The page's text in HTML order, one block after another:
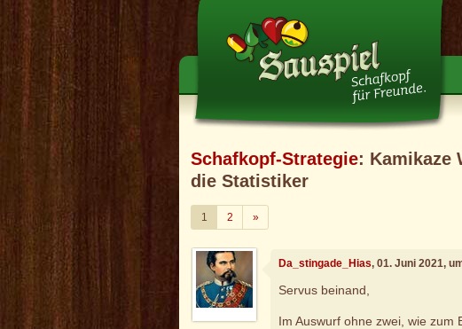
Schafkopf-Strategie: Kamikaze
die Statistiker
1 2 »Weiter
Da_stingade_Hias, 01. Juni 2021,
Servus beinand,
Im Auswurf ohne zwei, wie zum